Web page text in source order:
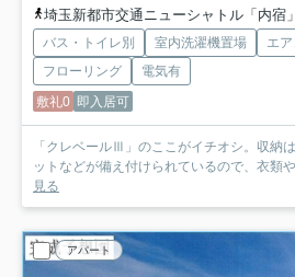
埼玉新都市交通ニューシャトル「内宿
バス・トイレ別 室内洗濯機置場 エ
フローリング
電気有
敷礼0 即入居可
「クレベールⅢ」のここがイチオシ。収納
ットなどが備え付けられているので、衣類
見る
アパート